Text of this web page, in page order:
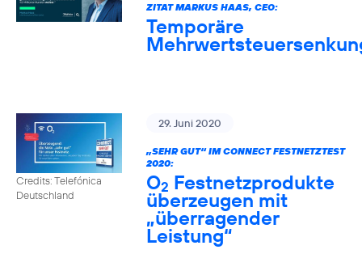
ZITAT MARKUS HAAS, CEO:
Temporäre
Credits: Telefónica
Deutschland
29. Juni 2020
„SEHR GUT“ IM CONNECT FESTNETZTEST
2020:
O2 Festnetzprodukte
überzeugen mit
„überragender
Leistung“